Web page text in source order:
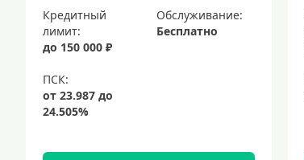
Кредитный
лимит:
до 150 000 ₽
Обслуживание:
Бесплатно